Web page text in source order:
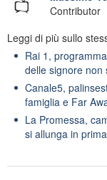
Contributor
Leggi di più sullo
Rai 1,
delle signore non
Canale5,
famiglia e Far
La Promessa,
si allunga in